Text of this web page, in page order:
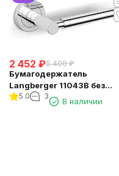
2 452 ₽5 400 ₽
Бумагодержатель
Langberger 11043B без
крышки выдвижной
5.0 3
В наличии